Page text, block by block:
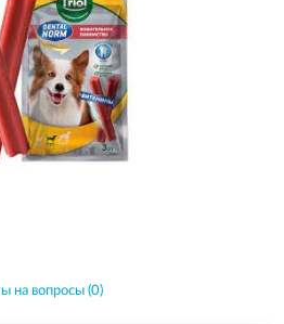
на вопросы (0)